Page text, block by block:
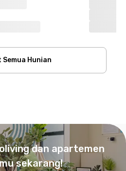
Semua Hunian
dan apartemen
sekarang!